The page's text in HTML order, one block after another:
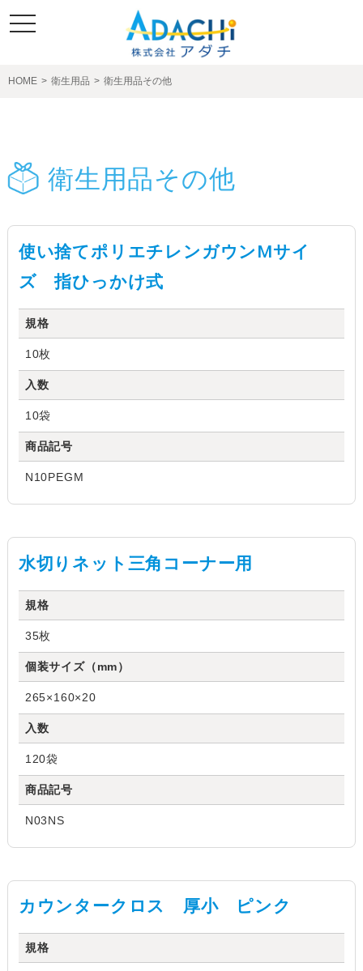
toggle
navigation
HOME > 衛生用品 > 衛生用品その他
衛生用品その他
使い捨てポリエチレンガウンMサイ
ズ 指ひっかけ式
規格
10枚
入数
10袋
商品記号
N10PEGM
水切りネット三角コーナー用
規格
35枚
個装サイズ（mm）
265×160×20
入数
120袋
商品記号
N03NS
カウンタークロス 厚小 ピンク
規格